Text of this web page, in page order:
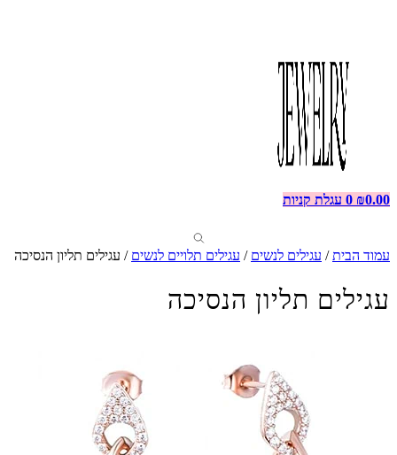
₪0.00
0 עגלת קניות
עמוד הבית/ עגילים לנשים / עגילים תלויים לנשים / עגילים תליון הנסיכה
עגילים תליון הנסיכה